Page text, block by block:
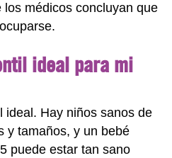
médicos concluyan que
ideal para mi
ideal. Hay niños sanos de
y tamaños, y un bebé
puede estar tan sano